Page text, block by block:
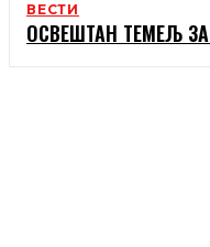
ВЕСТИ
ОСВЕШТАН ТЕМЕЉ